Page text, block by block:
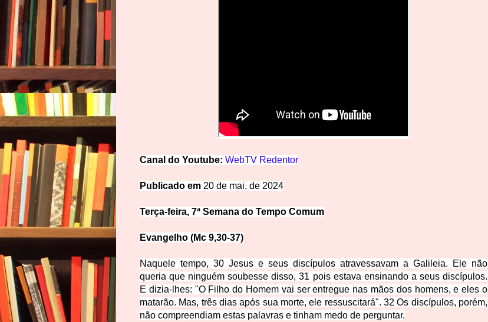
Canal do Youtu be: WebTV Redentor
Publicado em 20 de mai. de 2024
Terça-feira, 7ª Semana do Tempo Comum
Evangelho (Mc 9,30-37)
Naquele tempo, 30 Jesus e seus discípulos atravessavam a Galileia. Ele não
queria que ninguém soubesse disso, 31 pois estava ensinando a seus discípulos.
E dizia-lhes: "O Filho do Homem vai ser entregue nas mãos dos homens, e eles o
matarão. Mas, três dias após sua morte, ele ressuscitará". 32 Os discípulos, porém,
não compreendiam estas palavras e tinham medo de perguntar.